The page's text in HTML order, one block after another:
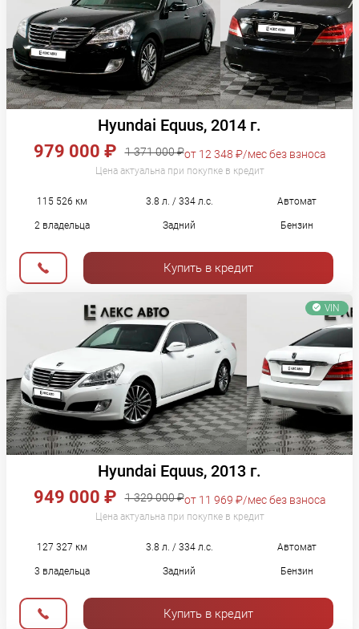
Hyundai Equus, 2014 г.
979 000 ₽ 1 371 000 ₽от 12 348 ₽/мес без взноса
Цена актуальна при покупке в кредит
115 526 км 3.8 л. / 334 л.с. Автомат
2 владельца Задний Бензин
Купить в кредит
VIN
Hyundai Equus, 2013 г.
949 000 ₽ 1 329 000 ₽от 11 969 ₽/мес без взноса
Цена актуальна при покупке в кредит
127 327 км 3.8 л. / 334 л.с. Автомат
3 владельца Задний Бензин
Купить в кредит